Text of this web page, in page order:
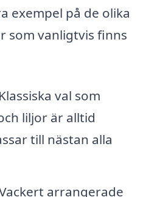
exempel på de olika
som vanligtvis finns
Klassiska val som
liljor är alltid
till nästan alla
arrangerade